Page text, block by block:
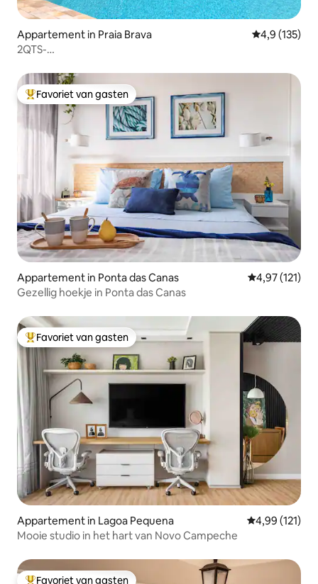
Appartement in Praia Brava Gemiddelde
4,9 (135)
2QTS-
Topfavoriet van gasten
Favoriet van gasten
Appartement in Ponta das Canas Gemiddelde
4,97 (121)
Gezellig hoekje in Ponta das Canas
Topfavoriet van gasten
Favoriet van gasten
Appartement in Lagoa Pequena Gemiddelde
4,99 (121)
Mooie studio in het hart van Novo Campeche
Favoriet van gasten